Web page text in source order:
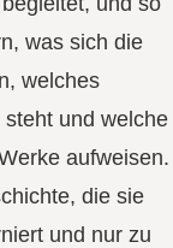
was sich die
welches
und welche
aufweisen.
die sie
und nur zu